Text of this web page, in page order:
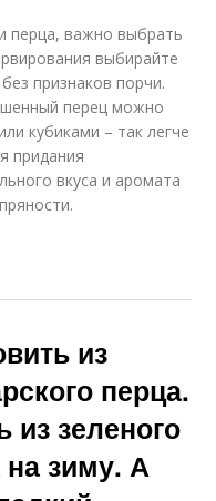
перца, важно выбрать
выбирайте
признаков порчи.
перец можно
кубиками – так легче
придания
вкуса и аромата
из
перца.
из зеленого
на зиму. А